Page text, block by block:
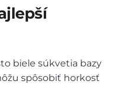
biele súkvetia bazy
spôsobiť horkosť